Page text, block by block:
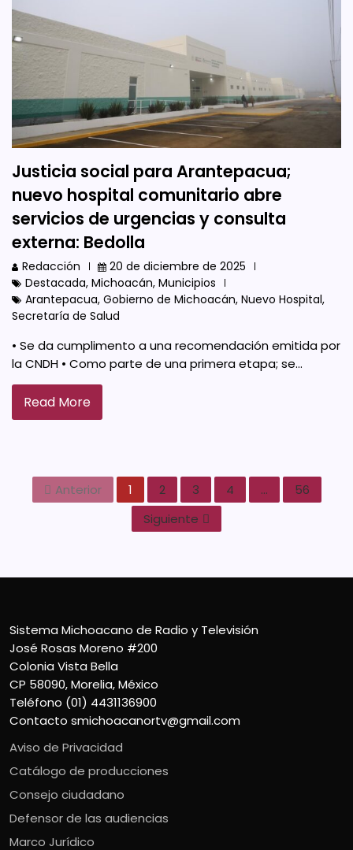
Justicia social para Arantepacua;
nuevo hospital comunitario abre
servicios de urgencias y consulta
externa: Bedolla
Redacción
20 de diciembre de 2025
Destacada, Michoacán, Municipios
Arantepacua, Gobierno de Michoacán, Nuevo Hospital,
Secretaría de Salud
• Se da cumplimento a una recomendación emitida por
la CNDH • Como parte de una primera etapa; se…
Read More
Anterior 1 2 3 4 …
56
Siguiente
Sistema Michoacano de Radio y Televisión
José Rosas Moreno #200
Colonia Vista Bella
CP 58090, Morelia, México
Teléfono (01) 4431136900
Contacto smichoacanortv@gmail.com
Aviso de Privacidad
Catálogo de producciones
Consejo ciudadano
Defensor de las audiencias
Marco Jurídico